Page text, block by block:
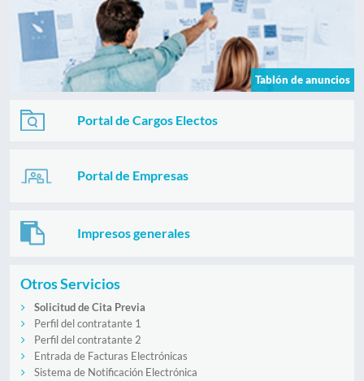
Tablón de anuncios
Portal de Cargos Electos
Portal de Empresas
Impresos generales
Otros Servicios
Solicitud de Cita Previa
Perfil del contratante 1
Perfil del contratante 2
Entrada de Facturas Electrónicas
Sistema de Notificación Electrónica